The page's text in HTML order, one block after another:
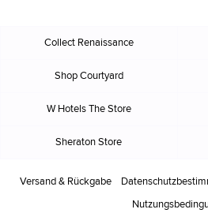
Collect Renaissance
Shop Courtyard
W Hotels The Store
Sheraton Store
Versand & Rückgabe Datenschutz
Nutzungs